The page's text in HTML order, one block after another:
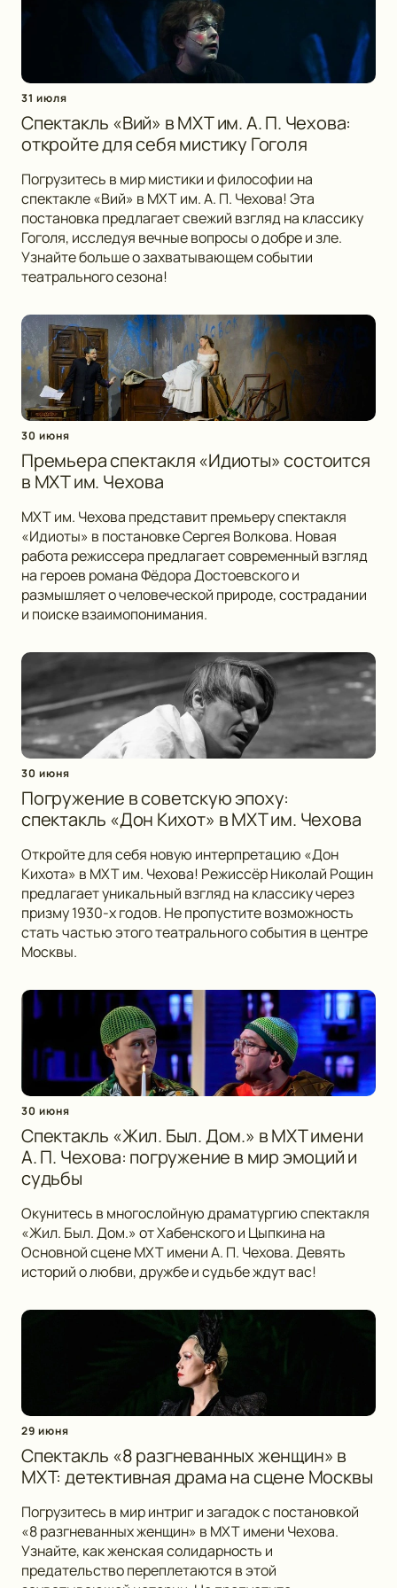
31 июля
Спектакль «Вий» в МХТ им. А. П. Чехова:
откройте для себя мистику Гоголя
Погрузитесь в мир мистики и философии на
спектакле «Вий» в МХТ им. А. П. Чехова! Эта
постановка предлагает свежий взгляд на классику
Гоголя, исследуя вечные вопросы о добре и зле.
Узнайте больше о захватывающем событии
театрального сезона!
30 июня
Премьера спектакля «Идиоты» состоится
в МХТ им. Чехова
МХТ им. Чехова представит премьеру спектакля
«Идиоты» в постановке Сергея Волкова. Новая
работа режиссера предлагает современный взгляд
на героев романа Фёдора Достоевского и
размышляет о человеческой природе, сострадании
и поиске взаимопонимания.
30 июня
Погружение в советскую эпоху:
спектакль «Дон Кихот» в МХТ им. Чехова
Откройте для себя новую интерпретацию «Дон
Кихота» в МХТ им. Чехова! Режиссёр Николай Рощин
предлагает уникальный взгляд на классику через
призму 1930-х годов. Не пропустите возможность
стать частью этого театрального события в центре
Москвы.
30 июня
Спектакль «Жил. Был. Дом.» в МХТ имени
А. П. Чехова: погружение в мир эмоций и
судьбы
Окунитесь в многослойную драматургию спектакля
«Жил. Был. Дом.» от Хабенского и Цыпкина на
Основной сцене МХТ имени А. П. Чехова. Девять
историй о любви, дружбе и судьбе ждут вас!
29 июня
Спектакль «8 разгневанных женщин» в
МХТ: детективная драма на сцене Москвы
Погрузитесь в мир интриг и загадок с постановкой
«8 разгневанных женщин» в МХТ имени Чехова.
Узнайте, как женская солидарность и
предательство переплетаются в этой